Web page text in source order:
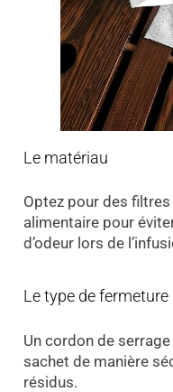
Le matériau
Optez pour des
alimentaire pour
d’odeur lors de
Le type de fermeture
Un cordon de
sachet de manière
résidus.